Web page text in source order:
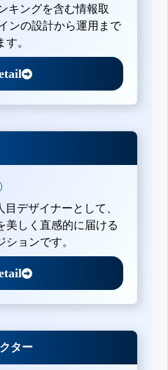
キングを含む情報取
ンの設計から運用まで
。
デザイナーとして、
美しく直感的に届ける
ョンです。
ター